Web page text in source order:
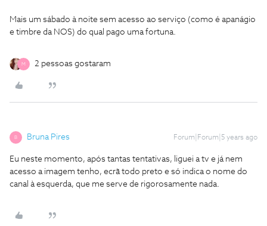
Mais um sábado à noite sem acesso ao serviço (como é apanágio
e timbre da NOS) do qual pago uma fortuna.
M 2 pessoas gostaram
B Bruna Pires Forum|Forum|5 years ago
Eu neste momento, após tantas tentativas, liguei a tv e já nem
acesso a imagem tenho, ecrã todo preto e só indica o nome do
canal à esquerda, que me serve de rigorosamente nada.